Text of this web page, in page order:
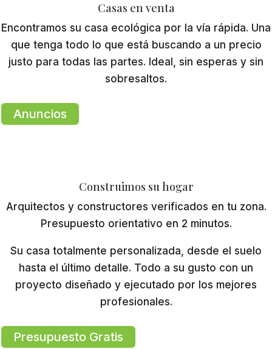
Casas en venta
Encontramos su casa ecológica por la vía rápida. Una
que tenga todo lo que está buscando a un precio
justo para todas las partes. Ideal, sin esperas y sin
sobresaltos.
Anuncios
Construimos su hogar
Arquitectos y constructores verificados en tu zona.
Presupuesto orientativo en 2 minutos.
Su casa totalmente personalizada, desde el suelo
hasta el último detalle. Todo a su gusto con un
proyecto diseñado y ejecutado por los mejores
profesionales.
Presupuesto Gratis